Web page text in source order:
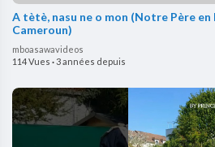
A tètè, nasu ne o mon (Notre Père en
Cameroun)
mboasawavideos
114 Vues ·3 années depuis